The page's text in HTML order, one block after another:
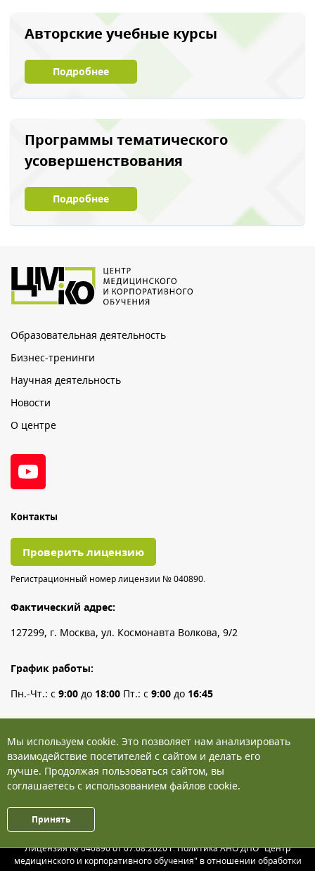
Авторские учебные курсы
Подробнее
Программы тематического
усовершенствования
Подробнее
Образовательная деятельность
Бизнес-тренинги
Научная деятельность
Новости
О центре
Контакты
Проверить лицензию
Регистрационный номер лицензии № 040890.
Фактический адрес:
127299, г. Москва, ул. Космонавта Волкова, 9/2
График работы:
Пн.-Чт.: с 9:00 до 18:00 Пт.: с 9:00 до 16:45
WhatsApp: +7 (903) 531-47-16
Электронная почта:
dpo@cmiko.ru
© 2026 Центр медицинского и корпоративного обучения
Лицензия № 040890 от 07.08.2020 г. Политика АНО ДПО "Центр
медицинского и корпоративного обучения" в отношении обработки
Мы используем cookie. Это позволяет нам анализировать
взаимодействие посетителей с сайтом и делать его
лучше. Продолжая пользоваться сайтом, вы
соглашаетесь с использованием файлов cookie.
Принять